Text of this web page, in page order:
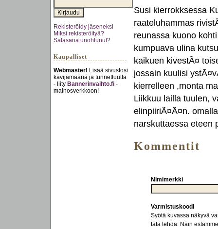
Rekisteröidy jäseneksi
Miksi rekisteröityä?
Salasana unohtunut?
Kaupalliset
Webmaster! Lisää sivustosi
kävijämääriä ja tunnettuutta
- liity Bannerinvaihto.fi -
mainosverkkoon!
Susi kierrokksessa
raateluhammas
reunassa kuono
kumpuava ulina
kaikuen kivestÃ¤
jossain kuulisi
kierrelleen ,monta
Liikkuu lailla tuulen,
elinpiiriÃ¤Ã¤n.
narskuttaessa eteen
Kommentit
Nimimerkki
Varmistuskoodi
Syötä kuvassa näkyvä
tätä tehdä. Näin